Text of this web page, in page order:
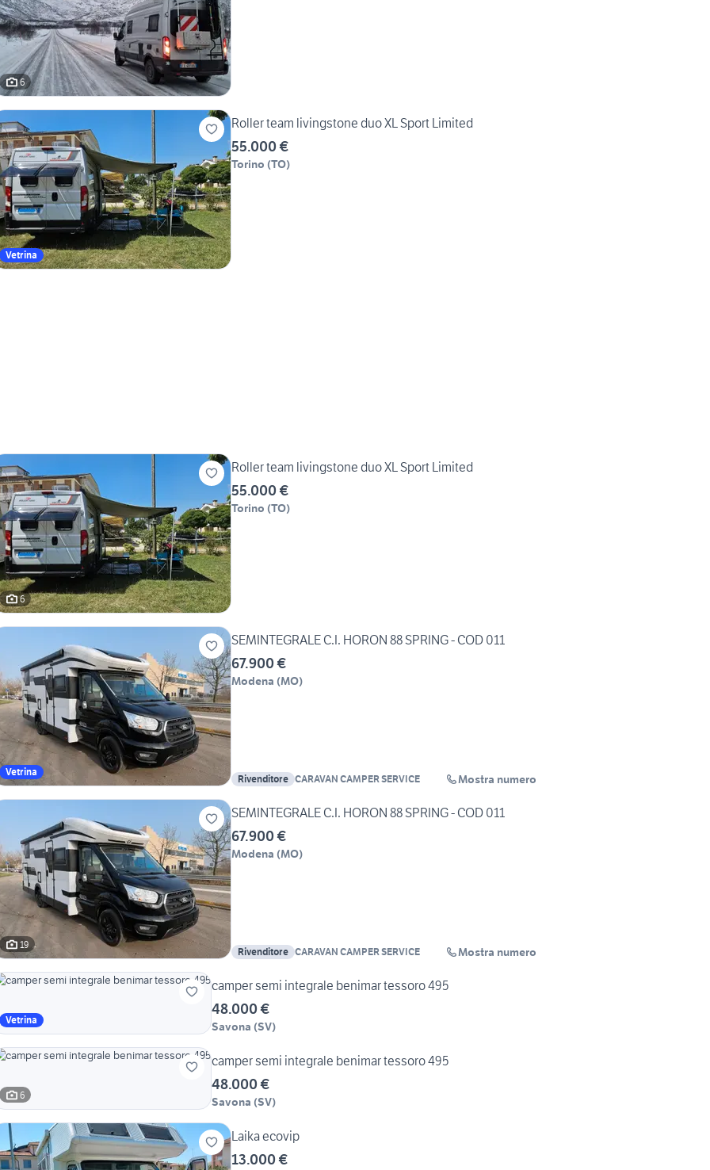
6
Vetrina
Roller team livingstone duo XL Sport Limited
55.000 €
Torino (TO)
6
Roller team livingstone duo XL Sport Limited
55.000 €
Torino (TO)
Vetrina
SEMINTEGRALE C.I. HORON 88 SPRING - COD 011
67.900 €
Modena (MO)
Rivenditore CARAVAN CAMPER SERVICE Mostra numero
19
SEMINTEGRALE C.I. HORON 88 SPRING - COD 011
67.900 €
Modena (MO)
Rivenditore CARAVAN CAMPER SERVICE Mostra numero
Vetrina
camper semi integrale benimar tessoro 495
48.000 €
Savona (SV)
6
camper semi integrale benimar tessoro 495
48.000 €
Savona (SV)
Laika ecovip
13.000 €